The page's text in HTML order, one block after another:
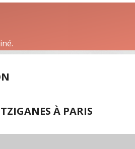
À PARIS